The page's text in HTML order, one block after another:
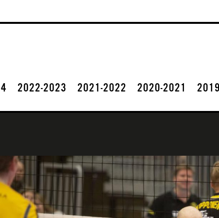
2022-2023 2021-2022 2020-2021